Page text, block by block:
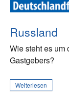
Russland
Wie steht es um
Gastgebers?
Weiterlesen